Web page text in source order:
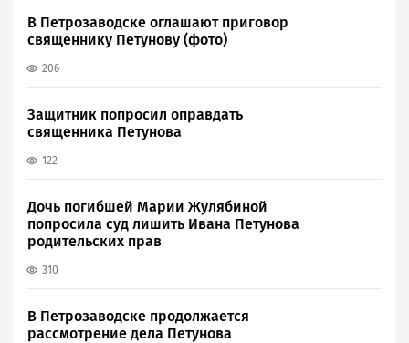
В Петрозаводске оглашают приговор
священнику Петунову (фото)
206
Защитник попросил оправдать
священника Петунова
122
Дочь погибшей Марии Жулябиной
попросила суд лишить Ивана Петунова
родительских прав
310
В Петрозаводске продолжается
рассмотрение дела Петунова